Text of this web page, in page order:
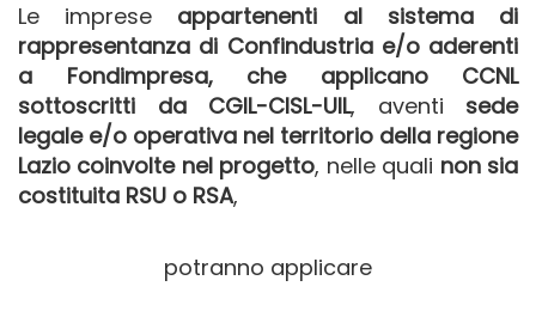
Le imprese appartenenti al sistema di
rappresentanza di Confindustria e/o aderenti
a Fondimpresa, che applicano CCNL
sottoscritti da CGIL-CISL-UIL, aventi sede
legale e/o operativa nel territorio della regione
Lazio coinvolte nel progetto, nelle quali non sia
costituita RSU o RSA,
potranno applicare